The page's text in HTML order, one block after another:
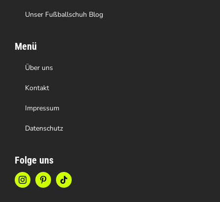
Unser Fußballschuh Blog
Menü
Über uns
Kontakt
Impressum
Datenschutz
Folge uns